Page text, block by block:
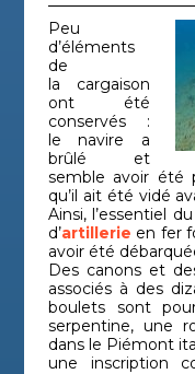
Peu
d’éléments
de
la cargaison
ont été
conservés :
le navire a
brûlé et
semble avoir été
qu’il ait été vidé
Ainsi, l’essentiel
d’artillerie en fer
avoir été
Des canons et
associés à des
boulets sont
serpentine, une
dans le Piémont
une inscription